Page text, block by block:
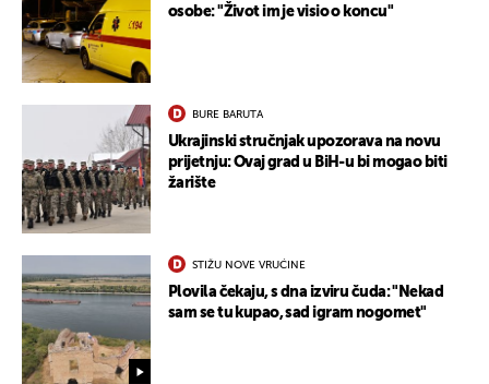
osobe: "Život im je visio o koncu"
BURE BARUTA
Ukrajinski stručnjak upozorava na novu
prijetnju: Ovaj grad u BiH-u bi mogao biti
žarište
STIŽU NOVE VRUĆINE
Plovila čekaju, s dna izviru čuda: "Nekad
sam se tu kupao, sad igram nogomet"